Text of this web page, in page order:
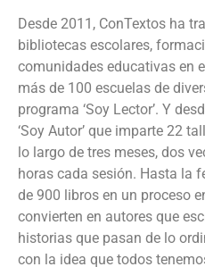
Desde 2011, ConTextos ha
bibliotecas escolares,
comunidades educativas en
más de 100 escuelas de
programa ‘Soy Lector’. Y d
‘Soy Autor’ que imparte 22
lo largo de tres meses, dos
horas cada sesión. Hasta la
de 900 libros en un proceso
convierten en autores que
historias que pasan de lo
con la idea que todos